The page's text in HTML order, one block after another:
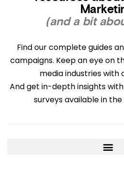
(and a bit
Find our complete guides
campaigns. Keep an eye on
media industries with
And get in-depth insights
surveys available in the